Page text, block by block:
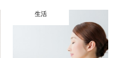
生活